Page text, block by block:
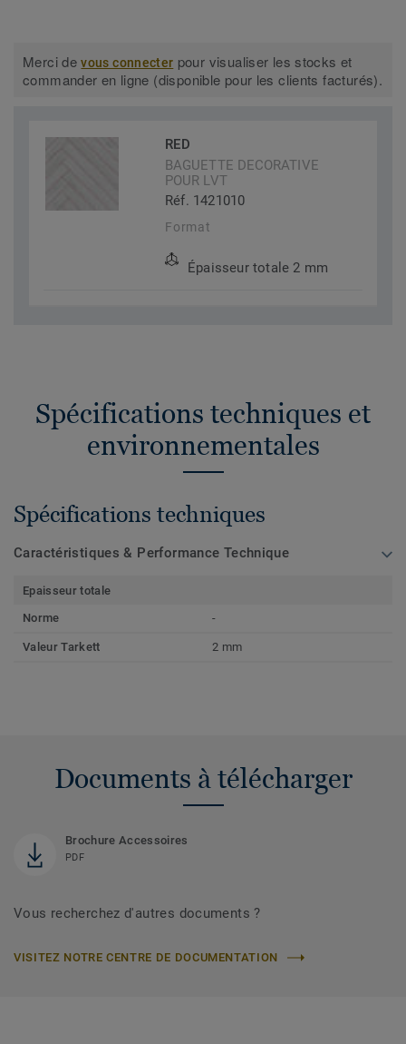
Merci devous connecter pour visualiser les stocks et
commander en ligne (disponible pour les clients facturés).
RED
BAGUETTE DECORATIVE
POUR LVT
Réf. 1421010
Format
Épaisseur totale 2 mm
Spécifications techniques et
environnementales
Spécifications techniques
Caractéristiques & Performance Technique
Epaisseur totale
Norme
-
Valeur Tarkett 2 mm
Documents à télécharger
Brochure Accessoires
PDF
Vous recherchez d'autres documents ?
VISITEZ NOTRE CENTRE DE DOCUMENTATION